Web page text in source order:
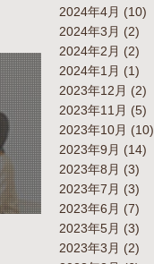
2024年4月 (10)
2024年3月 (2)
2024年2月 (2)
2024年1月 (1)
2023年12月 (2)
2023年11月 (5)
2023年10月 (10)
2023年9月 (14)
2023年8月 (3)
2023年7月 (3)
2023年6月 (7)
2023年5月 (3)
2023年3月 (2)